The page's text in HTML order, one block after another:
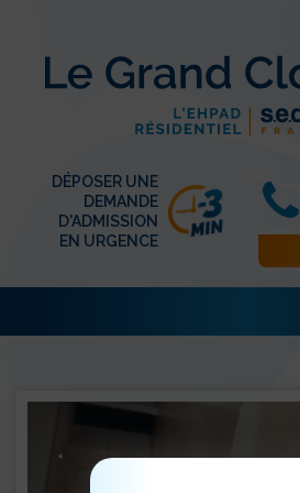
DÉPOSER UNE
DEMANDE
D'ADMISSION
EN URGENCE